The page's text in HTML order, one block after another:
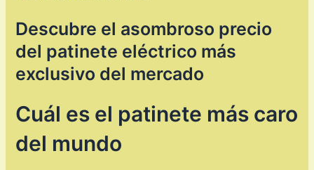
Descubre el asombroso precio
del patinete eléctrico más
exclusivo del mercado
Cuál es el patinete más caro
del mundo